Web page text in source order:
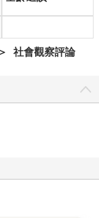
過肌膚之親，也的確
我不會考慮和異性交
，而是一種身分時，
飽受折磨，因為我以
孩子淪為笑柄。這種
會現實相符。我當時
從小就因為與眾不同
同志已放步邁進，
＞ 社會觀察評論